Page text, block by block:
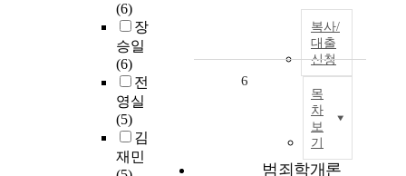
(6)
장
승일
(6)
전
영실
(5)
김
재민
복사/
대출
신청
목
차
보
기
6
범죄학개론